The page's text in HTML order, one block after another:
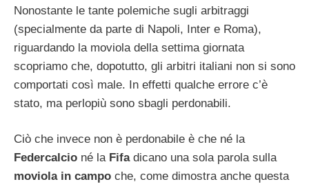
Nonostante le tante polemiche sugli arbitraggi
(specialmente da parte di Napoli, Inter e Roma),
riguardando la moviola della settima giornata
scopriamo che, dopotutto, gli arbitri italiani non si sono
comportati così male. In effetti qualche errore c’è
stato, ma perlopiù sono sbagli perdonabili.
Ciò che invece non è perdonabile è che né la
Federcalcio né la Fifadicano una sola parola sulla
moviola in campo che, come dimostra anche questa